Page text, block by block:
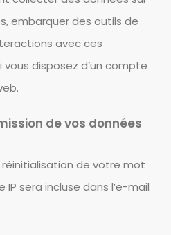
embarquer des outils de
avec ces
disposez d’un compte
de vos données
de votre mot
sera incluse dans l’e-mail